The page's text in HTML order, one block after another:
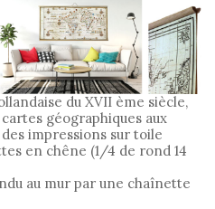
du XVII ème siècle,
géographiques aux
impressions sur toile
en chêne (1/4 de rond 14
au mur par une chaînette